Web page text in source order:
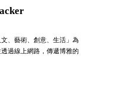
、藝術、創意、生活」為
過線上網路，傳遞博雅的